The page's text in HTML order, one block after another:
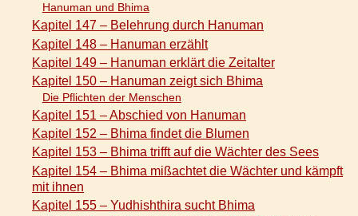
Hanuman und Bhima
Kapitel 147 – Belehrung durch Hanuman
Kapitel 148 – Hanuman erzählt
Kapitel 149 – Hanuman erklärt die Zeitalter
Kapitel 150 – Hanuman zeigt sich Bhima
Die Pflichten der Menschen
Kapitel 151 – Abschied von Hanuman
Kapitel 152 – Bhima findet die Blumen
Kapitel 153 – Bhima trifft auf die Wächter des Sees
Kapitel 154 – Bhima mißachtet die Wächter und kämpft
mit ihnen
Kapitel 155 – Yudhishthira sucht Bhima